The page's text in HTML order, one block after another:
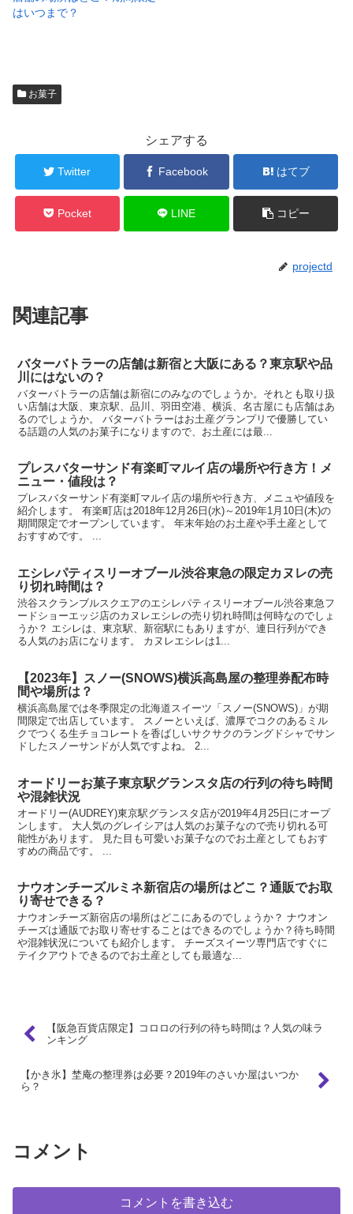
はいつまで？
お菓子
シェアする
Twitter Facebook はてブ
Pocket LINE コピー
projectd
関連記事
バターバトラーの店舗は新宿と大阪にある？東京駅や品
川にはないの？
バターバトラーの店舗は新宿にのみなのでしょうか。それとも取り扱
い店舗は大阪、東京駅、品川、羽田空港、横浜、名古屋にも店舗はあ
るのでしょうか。 バターバトラーはお土産グランプリで優勝してい
る話題の人気のお菓子になりますので、お土産には最...
プレスバターサンド有楽町マルイ店の場所や行き方！メ
ニュー・値段は？
プレスバターサンド有楽町マルイ店の場所や行き方、メニュや値段を
紹介します。 有楽町店は2018年12月26日(水)～2019年1月10日(木)の
期間限定でオープンしています。 年末年始のお土産や手土産として
おすすめです。 ...
エシレパティスリーオブール渋谷東急の限定カヌレの売
り切れ時間は？
渋谷スクランブルスクエアのエシレパティスリーオブール渋谷東急フ
ードショーエッジ店のカヌレエシレの売り切れ時間は何時なのでしょ
うか？ エシレは、東京駅、新宿駅にもありますが、連日行列ができ
る人気のお店になります。 カヌレエシレは1...
【2023年】スノー(SNOWS)横浜高島屋の整理券配布時
間や場所は？
横浜高島屋では冬季限定の北海道スイーツ「スノー(SNOWS)」が期
間限定で出店しています。 スノーといえば、濃厚でコクのあるミル
クでつくる生チョコレートを香ばしいサクサクのラングドシャでサン
ドしたスノーサンドが人気ですよね。 2...
オードリーお菓子東京駅グランスタ店の行列の待ち時間
や混雑状況
オードリー(AUDREY)東京駅グランスタ店が2019年4月25日にオープ
ンします。 大人気のグレイシアは人気のお菓子なので売り切れる可
能性があります。 見た目も可愛いお菓子なのでお土産としてもおす
すめの商品です。 ...
ナウオンチーズルミネ新宿店の場所はどこ？通販でお取
り寄せできる？
ナウオンチーズ新宿店の場所はどこにあるのでしょうか？ ナウオン
チーズは通販でお取り寄せすることはできるのでしょうか？待ち時間
や混雑状況についても紹介します。 チーズスイーツ専門店ですぐに
テイクアウトできるのでお土産としても最適な...
【阪急百貨店限定】コロロの行列の待ち時間は？人気の味ラ
ンキング
【かき氷】埜庵の整理券は必要？2019年のさいか屋はいつか
ら？
コメント
コメントを書き込む